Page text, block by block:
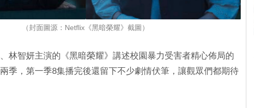
（封面圖源：Netflix《黑暗榮耀》截圖）
林智妍主演的《黑暗榮耀》講述校園暴力受害者精心佈局的
季，第一季8集播完後還留下不少劇情伏筆，讓觀眾們都期待